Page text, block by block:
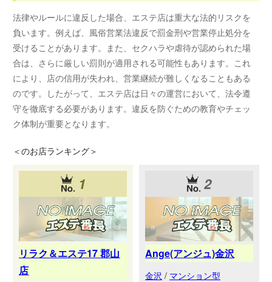
法律やルールに違反した場合、エステ店は重大な法的リスクを
負います。例えば、風俗営業法違反で罰金刑や営業停止処分を
受けることがあります。また、セクハラや虐待が認められた場
合は、さらに厳しい罰則が適用される可能性もあります。これ
により、店の信用が失われ、営業継続が難しくなることもある
のです。したがって、エステ店は日々の運営において、法令遵
守を徹底する必要があります。違反を防ぐための教育やチェッ
ク体制が重要となります。
＜のお店ランキング＞
1
リラク＆エステ17 郡山
店
2
Ange(アンジュ)金沢
金沢 / マンション型